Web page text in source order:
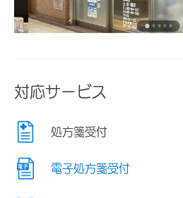
対応サービス
処方箋受付
電子処方箋受付